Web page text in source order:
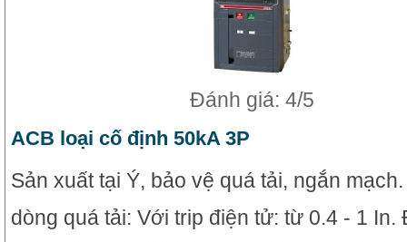
Đánh giá: 4/5
ACB loại cố định 50kA 3P
Sản xuất tại Ý, bảo vệ quá tải, ngắn
dòng quá tải: Với trip điện tử: từ 0.4 - 1